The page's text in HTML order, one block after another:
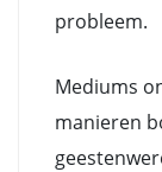
probleem.
Mediums
manieren